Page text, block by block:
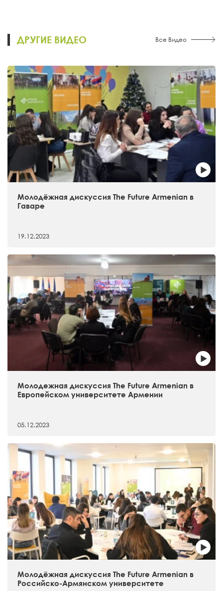
ДРУГИЕ ВИДЕО Все Видео
Молодёжная дискуссия The Future Armenian в
Гаваре
19.12.2023
Молодежная дискуссия The Future Armenian в
Европейском университете Армении
05.12.2023
Молодёжная дискуссия The Future Armenian в
Российско-Армянском университете